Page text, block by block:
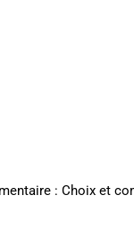
: Choix et